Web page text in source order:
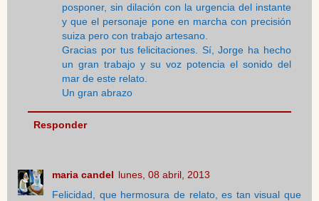
posponer, sin dilación con la urgencia del instante
y que el personaje pone en marcha con precisión
suiza pero con trabajo artesano.
Gracias por tus felicitaciones. Sí, Jorge ha hecho
un gran trabajo y su voz potencia el sonido del
mar de este relato.
Un gran abrazo
Responder
maria candel lunes, 08 abril, 2013
Felicidad, que hermosura de relato, es tan visual que